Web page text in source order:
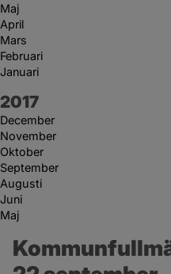
Maj
April
Mars
Februari
Januari
År:
2017
December
November
Oktober
September
Augusti
Juni
Maj